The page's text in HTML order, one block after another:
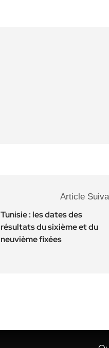
Article
Tunisie : les dates des
résultats du sixième et du
neuvième fixées